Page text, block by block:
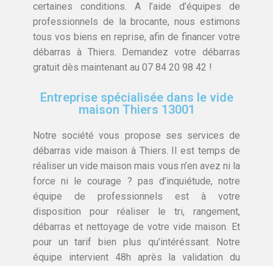
certaines conditions. A l’aide d’équipes de
professionnels de la brocante, nous estimons
tous vos biens en reprise, afin de financer votre
débarras à Thiers. Demandez votre débarras
gratuit dès maintenant au 07 84 20 98 42 !
Entreprise spécialisée dans le vide
maison Thiers 13001
Notre société vous propose ses services de
débarras vide maison à Thiers. Il est temps de
réaliser un vide maison mais vous n’en avez ni la
force ni le courage ? pas d’inquiétude, notre
équipe de professionnels est à votre
disposition pour réaliser le tri, rangement,
débarras et nettoyage de votre vide maison. Et
pour un tarif bien plus qu’intéréssant. Notre
équipe intervient 48h après la validation du